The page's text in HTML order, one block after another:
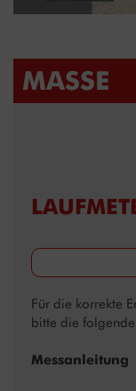
MASSE
Für die korrekte
bitte die folgende
Messanleitung